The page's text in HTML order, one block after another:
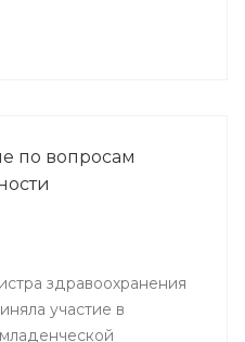
отделом
по вопросам
здравоохранения
участие в